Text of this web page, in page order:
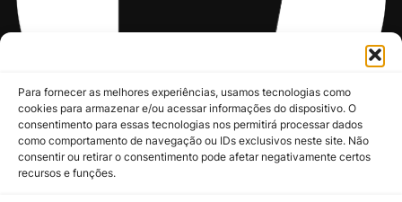
Para fornecer as melhores experiências, usamos tecnologias como
cookies para armazenar e/ou acessar informações do dispositivo. O
consentimento para essas tecnologias nos permitirá processar dados
como comportamento de navegação ou IDs exclusivos neste site. Não
consentir ou retirar o consentimento pode afetar negativamente certos
recursos e funções.